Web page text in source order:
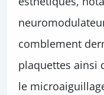
comblement
plaquettes ainsi
le